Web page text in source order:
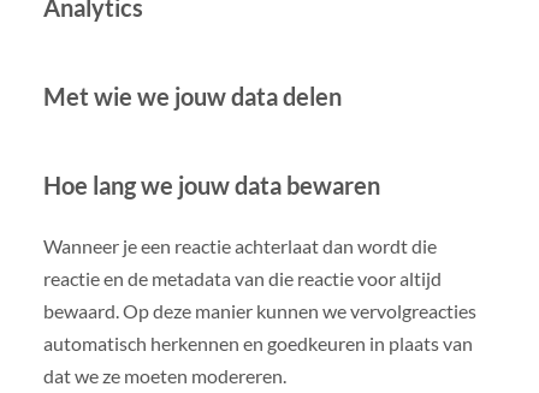
Analytics
Met wie we jouw data delen
Hoe lang we jouw data bewaren
Wanneer je een reactie achterlaat dan wordt die
reactie en de metadata van die reactie voor altijd
bewaard. Op deze manier kunnen we vervolgreacties
automatisch herkennen en goedkeuren in plaats van
dat we ze moeten modereren.